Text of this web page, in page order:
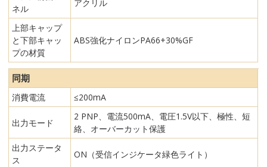
ネル
アクリル
上部キャップ
と下部キャッ
プの材質
ABS強化ナイロンPA66+30%GF
同期
消費電流 ≤200mA
出力モード
2 PNP、電流500mA、電圧1.5V以下、極性、短
絡、オーバーカット保護
出力ステータ
ス
ON（受信インジケータ緑色ライト）